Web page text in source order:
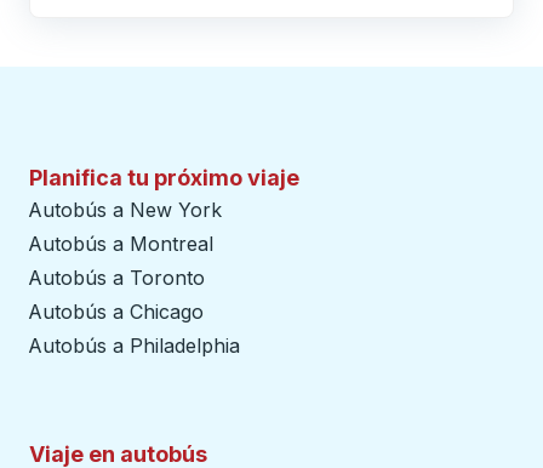
Planifica tu próximo viaje
Autobús a New York
Autobús a Montreal
Autobús a Toronto
Autobús a Chicago
Autobús a Philadelphia
Viaje en autobús